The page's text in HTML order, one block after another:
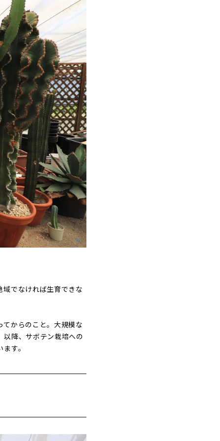
でなければ生育できな
からのこと。大規模な
降、サボテン栽培への
す。